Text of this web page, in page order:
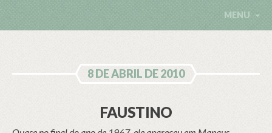
MENU
8 DE ABRIL DE 2010
FAUSTINO